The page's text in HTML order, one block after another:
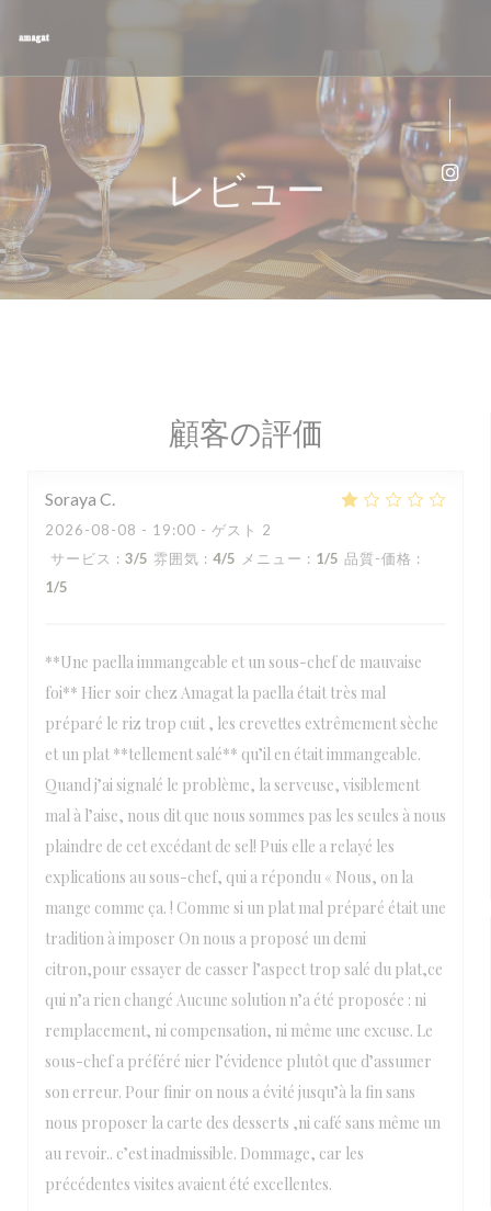
レビュー
顧客の評価
Soraya C
2026-08-08 - 19:00 - ゲスト 2
サービス : 3/5 雰囲気 : 4/5 メニュー : 1/5 品質-価格 :
1/5
**Une paella immangeable et un sous-chef de mauvaise
foi** Hier soir chez Amagat la paella était très mal
préparé le riz trop cuit , les crevettes extrêmement sèche
et un plat **tellement salé** qu’il en était immangeable.
Quand j’ai signalé le problème, la serveuse, visiblement
mal à l’aise, nous dit que nous sommes pas les seules à nous
plaindre de cet excédant de sel! Puis elle a relayé les
explications au sous-chef, qui a répondu « Nous, on la
mange comme ça. ! Comme si un plat mal préparé était une
tradition à imposer On nous a proposé un demi
citron,pour essayer de casser l’aspect trop salé du plat,ce
qui n’a rien changé Aucune solution n’a été proposée : ni
remplacement, ni compensation, ni même une excuse. Le
sous-chef a préféré nier l’évidence plutôt que d’assumer
son erreur. Pour finir on nous a évité jusqu’à la fin sans
nous proposer la carte des desserts ,ni café sans même un
au revoir.. c’est inadmissible. Dommage, car les
précédentes visites avaient été excellentes.